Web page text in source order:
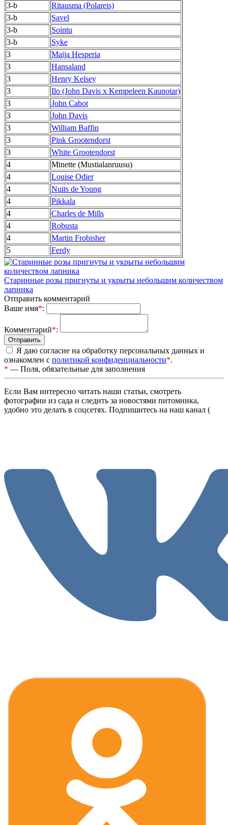
3-b
Ritausma (Polareis)
3-b
Savel
3-b
Sointu
3-b
Syke
3
Maija Hesperia
3
Hansaland
3
Henry Kelsey
3
Ilo (John Davis x Kempeleen Kaunotar)
3
John Cabot
3
John Davis
3
William Baffin
3
Pink Grootendorst
3
White Grootendorst
4
Minette (Mustialanruusu)
4
Louise Odier
4
Nuits de Young
4
Pikkala
4
Charles de Mills
4
Robusta
4
Martin Frobisher
5
Ferdy
Старинные розы пригнуты и укрыты небольшим количеством
лапника
Отправить комментарий
Ваше имя*:
Комментарий*:
Я даю согласие на обработку персональных данных и
ознакомлен с политикой конфиденциальности*.
* — Поля, обязательные для заполнения
Если Вам интересно читать наши статьи, смотреть
фотографии из сада и следить за новостями питомника,
удобно это делать в соцсетях. Подпишитесь на наш канал (